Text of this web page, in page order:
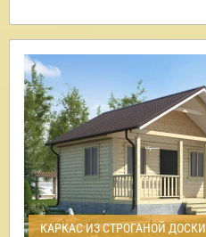
КАРКАС ИЗ СТРОГАНОЙ ДОСКИ